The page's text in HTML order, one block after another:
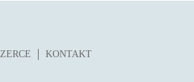
KONTAKT